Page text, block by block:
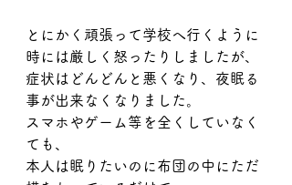
とにかく頑張って学校へ行くように
時には厳しく怒ったりしましたが、
症状はどんどんと悪くなり、夜眠る
事が出来なくなりました。
スマホやゲーム等を全くしていなく
ても、
本人は眠りたいのに布団の中にただ